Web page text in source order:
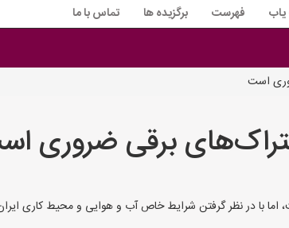
یاب فهرست برگزیده ها تماس با ما
است
برقی ضروری
اما با در نظر گرفتن شرایط خاص آب و هوایی و محیط کاری